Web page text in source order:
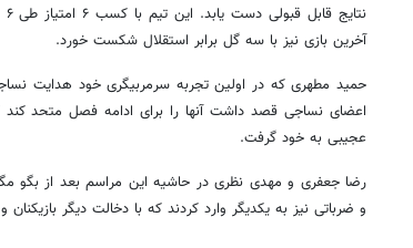
آخرین بازی نیز با سه گل برابر استقلال شکست خورد.
حمید مطهری که در اولین تجربه سرمربیگری خود هدایت
اعضای نساجی قصد داشت آنها را برای ادامه فصل متحد
عجیبی به خود گرفت.
رضا جعفری و مهدی نظری در حاشیه این مراسم بعد از بگو
و ضرباتی نیز به یکدیگر وارد کردند که با دخالت دیگر